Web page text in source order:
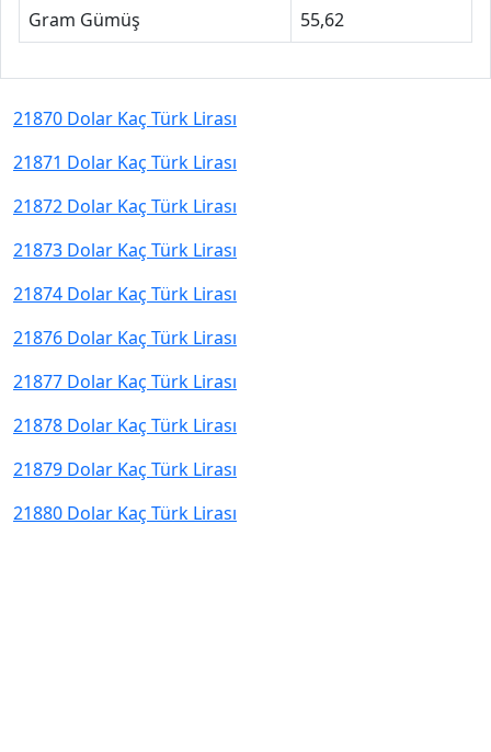
Gram Gümüş
55,62
21870 Dolar Kaç Türk Lirası
21871 Dolar Kaç Türk Lirası
21872 Dolar Kaç Türk Lirası
21873 Dolar Kaç Türk Lirası
21874 Dolar Kaç Türk Lirası
21876 Dolar Kaç Türk Lirası
21877 Dolar Kaç Türk Lirası
21878 Dolar Kaç Türk Lirası
21879 Dolar Kaç Türk Lirası
21880 Dolar Kaç Türk Lirası